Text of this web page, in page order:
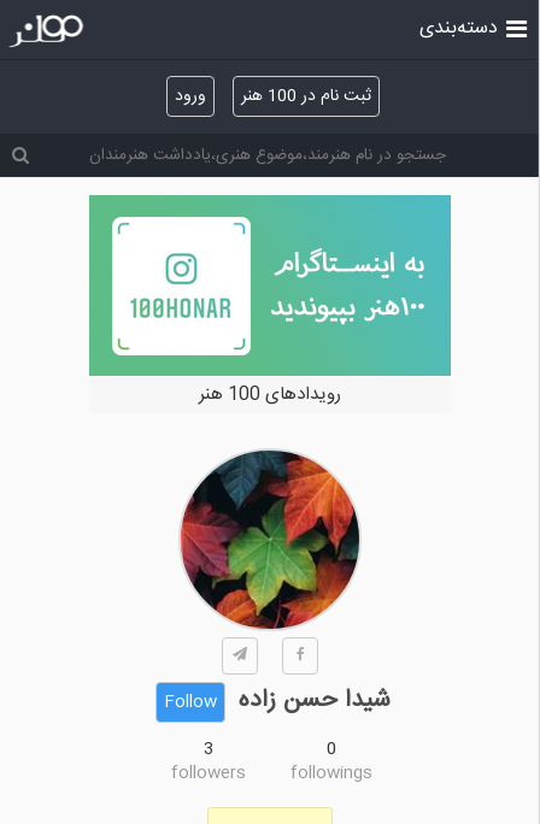
ثبت نام در 100 هنر ورود
دسته‌بندی
رویدادهای 100 هنر
شیدا حسن زاده
Follow
0
followings
3
followers